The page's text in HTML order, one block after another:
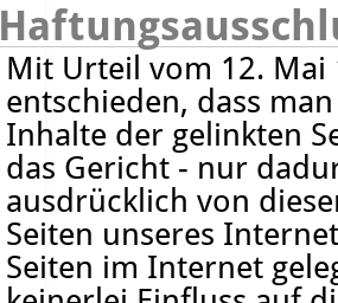
Mit Urteil vom 12. Mai
entschieden, dass
Inhalte der gelinkten
das Gericht - nur
ausdrücklich von
Seiten unseres
Seiten im Internet